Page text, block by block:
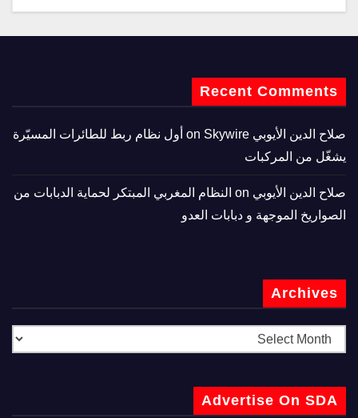
Recent Comments
صلاح الدين الأيوبي
Skywire أول نظام ربط للطائرات المسيّرة
يشغّل من المركبات
صلاح الدين الأيوبي
النظام المغربي المبتكر لحماية الدبابات من
الصواريخ الموجهة و دبابات العدو
Archives
Advertise On SDA